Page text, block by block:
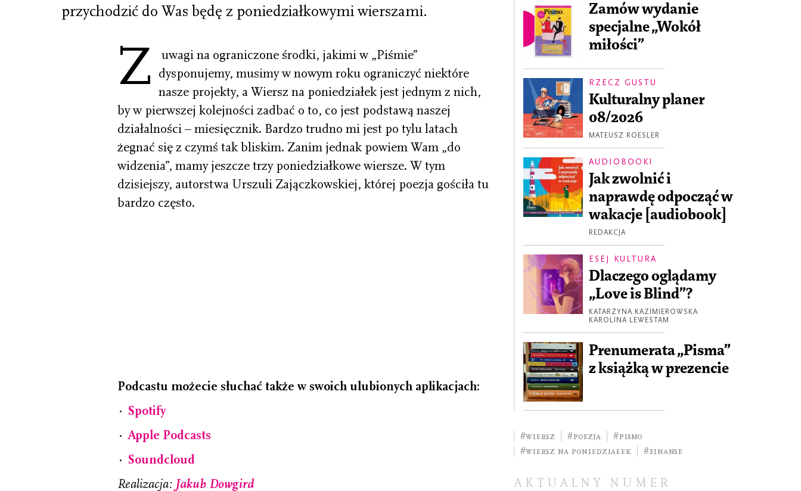
przychodzić do Was będę z poniedziałkowymi wierszami.
Z
uwagi na ograniczone środki, jakimi w „Piśmie”
dysponujemy, musimy w nowym roku ograniczyć niektóre
nasze projekty, a Wiersz na poniedziałek jest jednym z nich,
by w pierwszej kolejności zadbać o to, co jest podstawą naszej
działalności – miesięcznik. Bardzo trudno mi jest po tylu latach
żegnać się z czymś tak bliskim. Zanim jednak powiem Wam „do
widzenia”, mamy jeszcze trzy poniedziałkowe wiersze. W tym
dzisiejszy, autorstwa Urszuli Zajączkowskiej, której poezja gościła tu
bardzo często.
Podcastu możecie słuchać także w swoich ulubionych aplikacjach:
⋅ Spotify
⋅ Apple Podcasts
⋅ Soundcloud
Realizacja: Jakub Dowgird
Zamów wydanie
specjalne „Wokół
miłości”
RZECZ GUSTU
Kulturalny planer
08/2026
MATEUSZ ROESLER
AUDIOBOOKI
Jak zwolnić i
naprawdę odpocząć w
wakacje [audiobook]
REDAKCJA
ESEJ KULTURA
Dlaczego oglądamy
„Love is Blind”?
KATARZYNA KAZIMIEROWSKA
KAROLINA LEWESTAM
Prenumerata „Pisma”
z książką w prezencie
#wiersz #poezja
#Pismo
#wiersz na poniedziałek
#finanse
AKTUALNY NUMER